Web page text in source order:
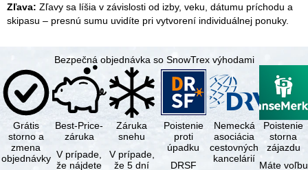
Zľava: Zľavy sa líšia v závislosti od izby, veku, dátumu príchodu a
skipasu – presnú sumu uvidíte pri vytvorení individuálnej ponuky.
Bezpečná objednávka so SnowTrex výhodami
Grátis
storno a
zmena
objednávky
Best-Price-
záruka
V prípade,
že nájdete
Záruka
snehu
V prípade,
že 5 dní
Poistenie
proti
úpadku
DRSF
Nemecká
asociácia
cestovných
kancelárií
Poistenie
storna
zájazdu
Máte voľbu